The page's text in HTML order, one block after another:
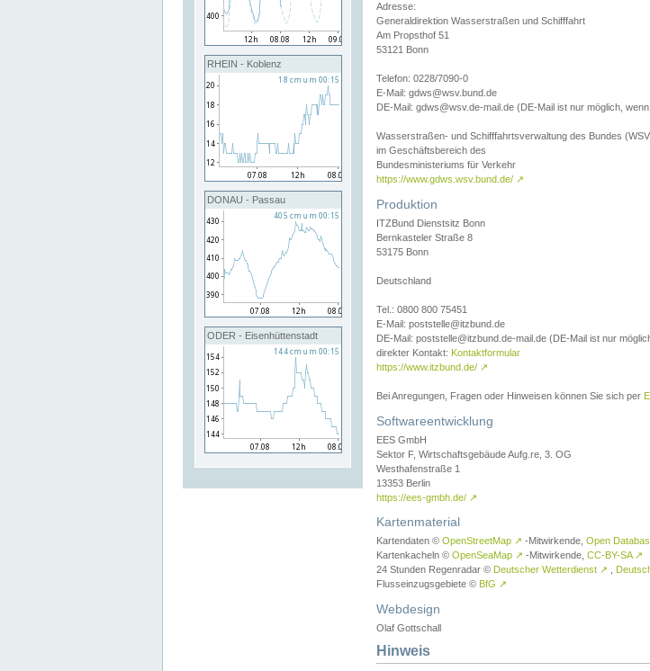
RHEIN - Koblenz
DONAU - Passau
ODER - Eisenhüttenstadt
Adresse:
Generaldirektion Wasserstraßen und Schifffahrt
Am Propsthof 51
53121 Bonn
Telefon: 0228/7090-0
E-Mail: gdws@wsv.bund.de
DE-Mail: gdws@wsv.de-mail.de (DE-Mail ist nur möglich,
Wasserstraßen- und Schifffahrtsverwaltung des Bundes
im Geschäftsbereich des
Bundesministeriums für Verkehr
https://www.gdws.wsv.bund.de/ ↗
Produktion
ITZBund Dienstsitz Bonn
Bernkasteler Straße 8
53175 Bonn
Deutschland
Tel.: 0800 800 75451
E-Mail: poststelle@itzbund.de
DE-Mail: poststelle@itzbund.de-mail.de (DE-Mail ist nur
direkter Kontakt: Kontaktformular
https://www.itzbund.de/ ↗
Bei Anregungen, Fragen oder Hinweisen können Sie sich per
Softwareentwicklung
EES GmbH
Sektor F, Wirtschaftsgebäude Aufg.re, 3. OG
Westhafenstraße 1
13353 Berlin
https://ees-gmbh.de/ ↗
Kartenmaterial
Kartendaten © OpenStreetMap ↗ -Mitwirkende, Open
Kartenkacheln © OpenSeaMap ↗ -Mitwirkende, CC-BY-SA ↗
24 Stunden Regenradar © Deutscher Wetterdienst ↗
Flusseinzugsgebiete © BfG ↗
Webdesign
Olaf Gottschall
Hinweis